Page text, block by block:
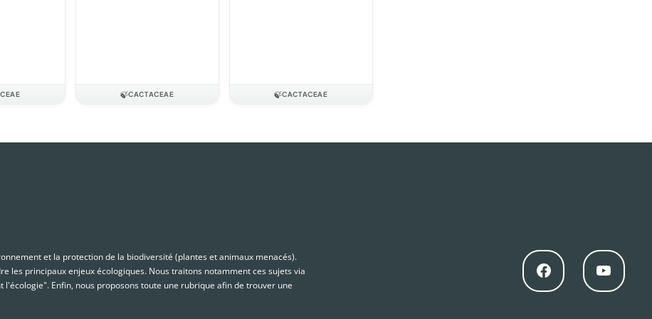
🍃CACTACEAE 🍃CACTACEAE
et la protection de la biodiversité (plantes et animaux menacés).
les principaux enjeux écologiques. Nous traitons notamment ces sujets via
Enfin, nous proposons toute une rubrique afin de trouver une